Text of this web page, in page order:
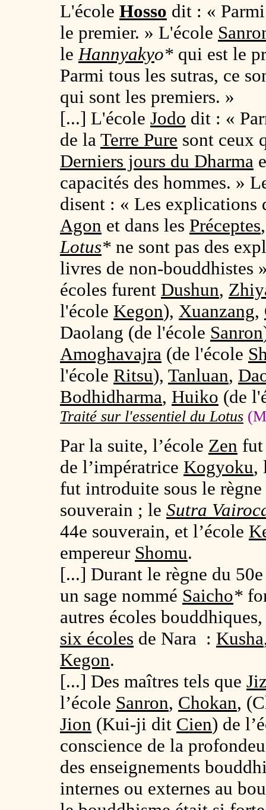
L'école Hosso dit : «
le premier. » L'école
leHannyakyo* qui est le
Parmi tous les sutras, ce
qui sont les premiers. »
[...] L'école Jodo dit : «
de la Terre Pure sont ceux
Derniers jours du Dharma
capacités des hommes. »
disent : « Les explications
Agon et dans les Préceptes
Lotus* ne sont pas des
livres de non-bouddhistes
écoles furent Dushun,
l'école Kegon), Xuanzang,
Daolang (de l'école Sanron
Amoghavajra (de l'école
l'école Ritsu), Tanluan,
Bodhidharma, Huiko (de
Traité sur l'essentiel du Lotus
Par la suite, l’école Zen fut
de l’impératrice Kogyoku,
fut introduite sous le
souverain ; le Sutra
44e souverain, et l’école
empereur Shomu.
[...] Durant le règne du
un sage nommé Saicho*
autres écoles
six écoles de Nara : Kusha
Kegon.
[...] Des maîtres tels que
l’école Sanron, Chokan,
Jion (Kui-ji dit Cien) de
conscience de la
des enseignements
internes ou externes au